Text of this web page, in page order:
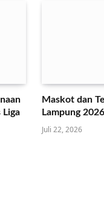
Liga
Maskot dan
Lampung
Juli 22, 2026